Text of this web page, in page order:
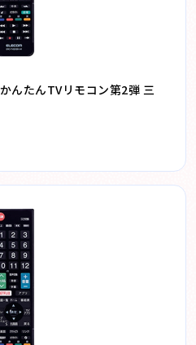
んたんTVリモコン第2弾 三